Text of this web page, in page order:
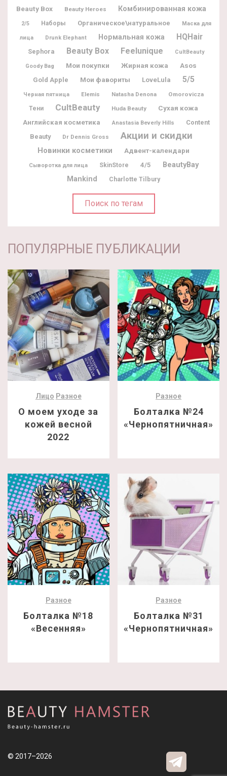
Beauty Box
Beauty Heroes Комбинированная кожа
2/5 Наборы Органическое\натуральное Маска для
лица Drunk Elephant Нормальная кожа HQHair
Sephora Beauty Box Feelunique CultBeauty
Goody Bag Мои покупки Жирная кожа
Asos
Gold Apple
Мои фавориты LoveLula 5/5
Черная пятница Elemis Natasha Denona
Omorovicza
Тени
CultBeauty Huda Beauty
Сухая кожа
Английская косметика
Anastasia Beverly Hills
Content
Beauty
Dr Dennis Gross Акции и скидки
Новинки косметики Адвент-календари
Сыворотка для лица SkinStore 4/5 BeautyBay
Mankind Charlotte Tilbury
Поиск по тегам
ПОПУЛЯРНЫЕ ПУБЛИКАЦИИ
Лицо Разное
О моем уходе за
кожей весной
2022
Разное
Болталка №24
«Чернопятничная»
Разное
Болталка №18
«Весенняя»
Разное
Болталка №31
«Чернопятничная»
© 2017–2026